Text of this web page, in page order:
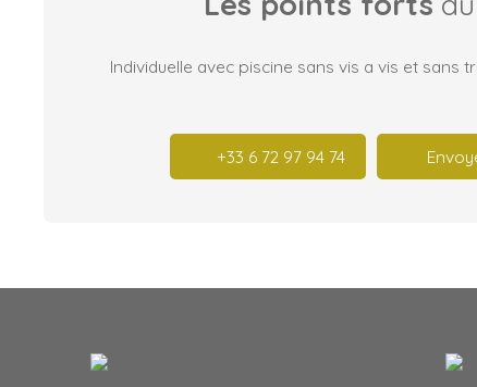
Individuelle avec piscine sans vis a vis et sans
+33 6 72 97 94 74